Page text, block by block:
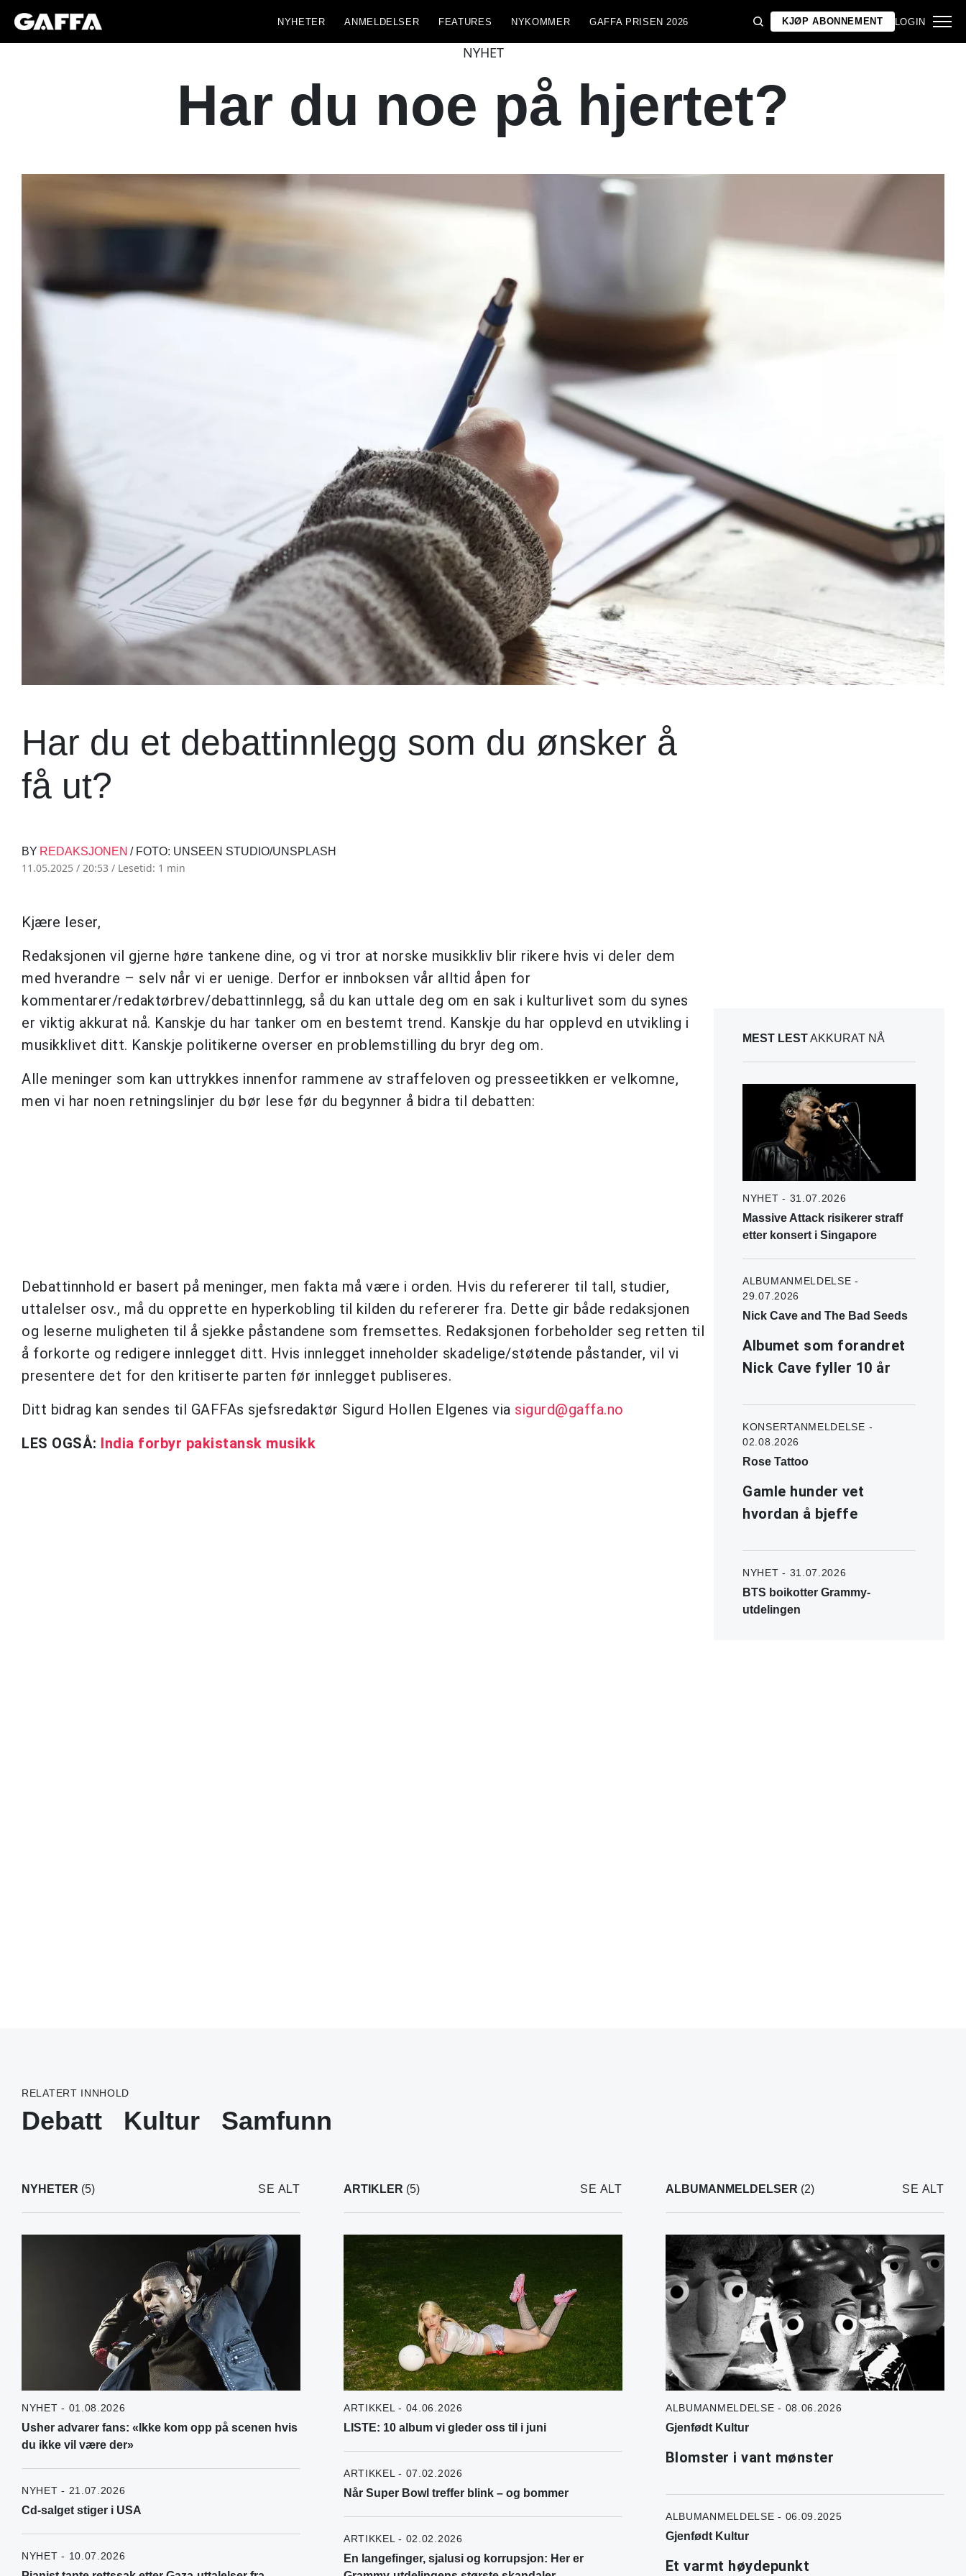
NYHETER ANMELDELSER FEATURES NYKOMMER GAFFA PRISEN 2026 KJØP ABONNEMENT LOGIN
NYHET
Har du noe på hjertet?
Har du et debattinnlegg som du ønsker å
få ut?
BY REDAKSJONEN / FOTO: UNSEEN STUDIO/UNSPLASH
11.05.2025 / 20:53 / Lesetid: 1 min
Kjære leser,
Redaksjonen vil gjerne høre tankene dine, og vi tror at norske musikkliv blir rikere hvis vi deler dem
med hverandre – selv når vi er uenige. Derfor er innboksen vår alltid åpen for
kommentarer/redaktørbrev/debattinnlegg, så du kan uttale deg om en sak i kulturlivet som du synes
er viktig akkurat nå. Kanskje du har tanker om en bestemt trend. Kanskje du har opplevd en utvikling i
musikklivet ditt. Kanskje politikerne overser en problemstilling du bryr deg om.
Alle meninger som kan uttrykkes innenfor rammene av straffeloven og presseetikken er velkomne,
men vi har noen retningslinjer du bør lese før du begynner å bidra til debatten:
Debattinnhold er basert på meninger, men fakta må være i orden. Hvis du refererer til tall, studier,
uttalelser osv., må du opprette en hyperkobling til kilden du refererer fra. Dette gir både redaksjonen
og leserne muligheten til å sjekke påstandene som fremsettes. Redaksjonen forbeholder seg retten til
å forkorte og redigere innlegget ditt. Hvis innlegget inneholder skadelige/støtende påstander, vil vi
presentere det for den kritiserte parten før innlegget publiseres.
Ditt bidrag kan sendes til GAFFAs sjefsredaktør Sigurd Hollen Elgenes via sigurd@gaffa.no
LES OGSÅ: India forbyr pakistansk musikk
MEST LESTAKKURAT NÅ
NYHET - 31.07.2026
Massive Attack risikerer straff
etter konsert i Singapore
ALBUMANMELDELSE -
29.07.2026
Nick Cave and The Bad Seeds
Albumet som forandret
Nick Cave fyller 10 år
KONSERTANMELDELSE -
02.08.2026
Rose Tattoo
Gamle hunder vet
hvordan å bjeffe
NYHET - 31.07.2026
BTS boikotter Grammy-
utdelingen
RELATERT INNHOLD
Debatt Kultur Samfunn
NYHETER (5) SE ALT
NYHET - 01.08.2026
Usher advarer fans: «Ikke kom opp på scenen hvis
du ikke vil være der»
NYHET - 21.07.2026
Cd-salget stiger i USA
NYHET - 10.07.2026
ARTIKLER (5) SE ALT
ARTIKKEL - 04.06.2026
LISTE: 10 album vi gleder oss til i juni
ARTIKKEL - 07.02.2026
Når Super Bowl treffer blink – og bommer
ARTIKKEL - 02.02.2026
En langefinger, sjalusi og korrupsjon: Her er
ALBUMANMELDELSER (2) SE ALT
ALBUMANMELDELSE - 08.06.2026
Gjenfødt Kultur
Blomster i vant mønster
ALBUMANMELDELSE - 06.09.2025
Gjenfødt Kultur
Et varmt høydepunkt